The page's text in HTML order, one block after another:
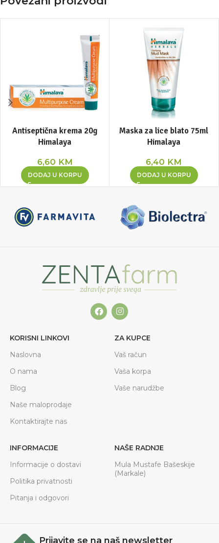
Antiseptična krema 20g
Himalaya
6,60 KM
DODAJ U KORPU
Maska za lice blato 75ml
Himalaya
6,40 KM
DODAJ U KORPU
KORISNI LINKOVI
Naslovna
O nama
Blog
Naše maloprodaje
Kontaktirajte nas
ZA KUPCE
Vaš račun
Vaša korpa
Vaše narudžbe
INFORMACIJE
Informacije o dostavi
Politika privatnosti
Pitanja i odgovori
NAŠE RADNJE
Mula Mustafe Bašeskije
(Markale)
Prijavite se na naš newsletter